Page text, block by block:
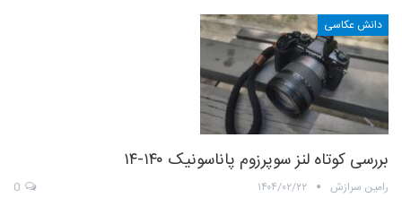
دانش عکاسی
بررسی کوتاه لنز سوپرزوم پاناسونیک ۱۴۰-۱۴
رامین سرازش ۱۴۰۴/۰۲/۲۲